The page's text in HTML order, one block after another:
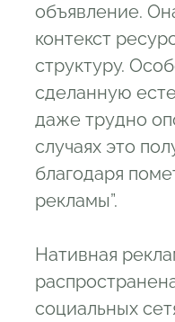
объявление.
контекст
структуру.
сделанную
даже трудно
случаях это
благодаря
рекламы”.
Нативная
социальных